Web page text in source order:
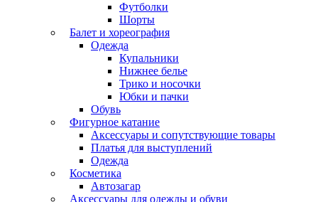
Футболки
Шорты
Балет и хореография
Одежда
Купальники
Нижнее белье
Трико и носочки
Юбки и пачки
Обувь
Фигурное катание
Аксессуары и сопутствующие товары
Платья для выступлений
Одежда
Косметика
Автозагар
Аксессуары для одежды и обуви